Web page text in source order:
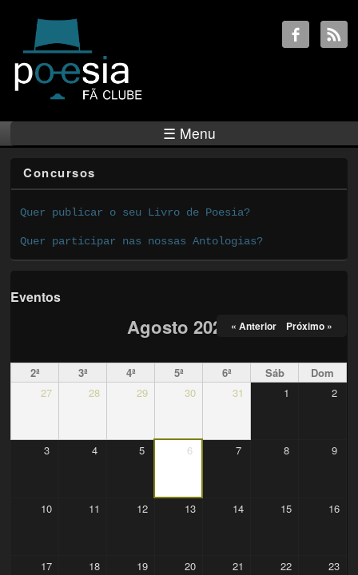
☰ Menu
Concursos
Quer publicar o seu Livro de Poesia?
Quer participar nas nossas Antologias?
Eventos
Agosto 2026 « Anterior Próximo »
2ª 3ª 4ª 5ª 6ª Sáb
Dom
27
28 29 30 31 1 2
3 4 5 6 7 8 9
10 11 12 13 14 15 16
17 18 19 20 21 22 23